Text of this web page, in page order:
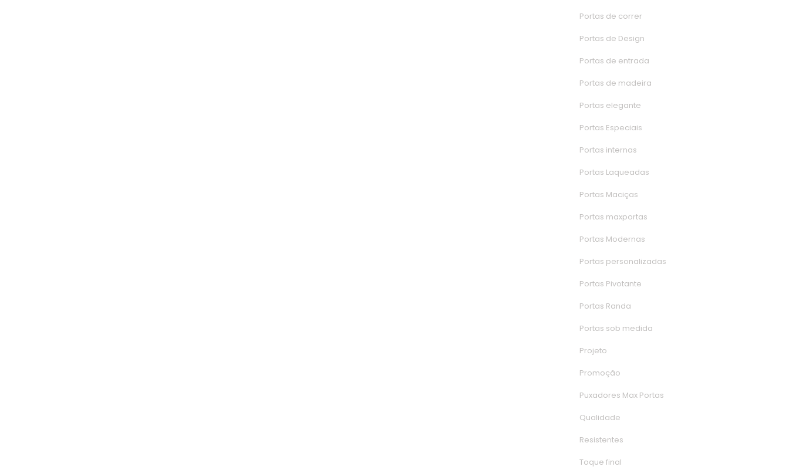
Portas de correr
Portas de Design
Portas de entrada
Portas de madeira
Portas elegante
Portas Especiai
Portas interna
Portas Laqueada
Portas Maciça
Portas maxporta
Portas Moderna
Portas personalizada
Portas Pivotante
Portas Randa
Portas sob medida
Projeto
Promoção
Puxadores Max Porta
Qualidade
Resistente
Toque final